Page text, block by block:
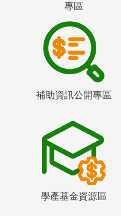
專區
補助資訊公開專區
學產基金資源區